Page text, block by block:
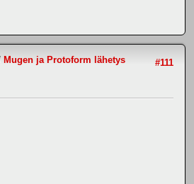
#111
Mugen ja Protoform lähetys